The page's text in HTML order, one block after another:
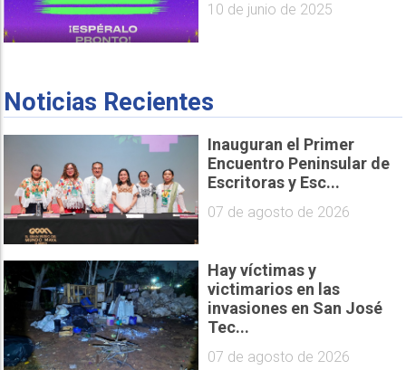
10 de junio de 2025
Noticias Recientes
Inauguran el Primer
Encuentro Peninsular de
Escritoras y Esc...
07 de agosto de 2026
Hay víctimas y
victimarios en las
invasiones en San José
Tec...
07 de agosto de 2026